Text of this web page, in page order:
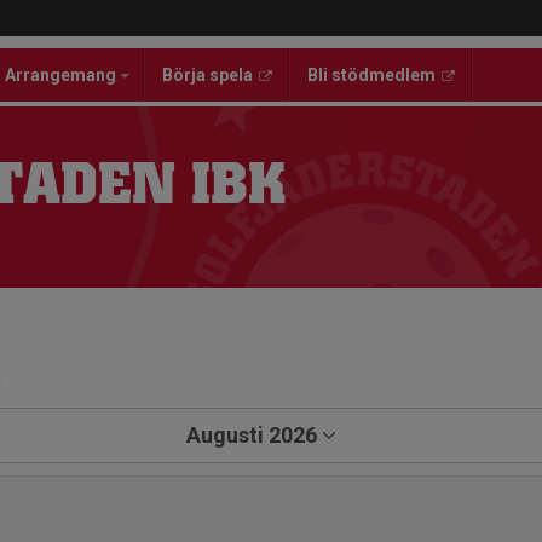
Arrangemang Börja spela Bli stödmedlem
IBK
Augusti 2026